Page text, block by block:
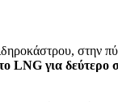
στην
LNG για δεύτερο